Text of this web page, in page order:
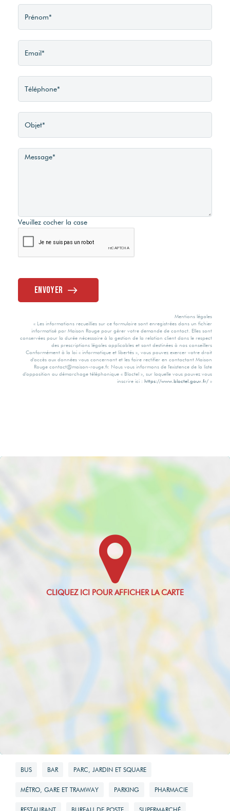
Veuillez cocher la case
Envoyer
Mentions légales
« Les informations recueillies sur ce formulaire sont enregistrées dans un fichier
informatisé par Maison Rouge pour gérer votre demande de contact. Elles sont
conservées pour la durée nécessaire à la gestion de la relation client dans le respect
des prescriptions légales applicables et sont destinées à nos conseillers
Conformément à la loi « informatique et libertés », vous pouvez exercer votre droit
d'accès aux données vous concernant et les faire rectifier en contactant Maison
Rouge contact@maison-rouge.fr. Nous vous informons de l'existence de la liste
d'opposition au démarchage téléphonique « Bloctel », sur laquelle vous pouvez vous
inscrire ici : https://www.bloctel.gouv.fr/ »
BUS BAR PARC, JARDIN ET SQUARE
MÉTRO, GARE ET TRAMWAY PARKING PHARMACIE